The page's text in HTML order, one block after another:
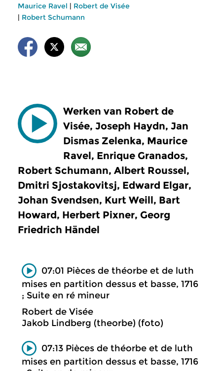
Maurice Ravel | Robert de Visée
| Robert Schumann
Werken van Robert de
Visée, Joseph Haydn, Jan
Dismas Zelenka, Maurice
Ravel, Enrique Granados,
Robert Schumann, Albert Roussel,
Dmitri Sjostakovitsj, Edward Elgar,
Johan Svendsen, Kurt Weill, Bart
Howard, Herbert Pixner, Georg
Friedrich Händel
07:01 Pièces de théorbe et de luth
mises en partition dessus et basse, 1716
; Suite en ré mineur
Robert de Visée
Jakob Lindberg (theorbe) (foto)
07:13 Pièces de théorbe et de luth
mises en partition dessus et basse, 1716